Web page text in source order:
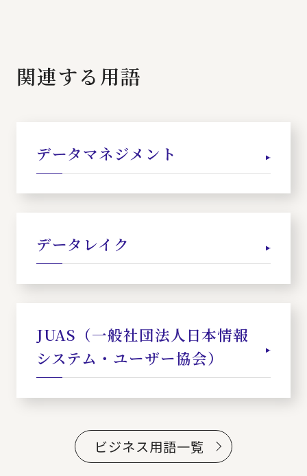
関連する用語
データマネジメント
データレイク
JUAS（一般社団法人日本情報
システム・ユーザー協会）
ビジネス用語一覧